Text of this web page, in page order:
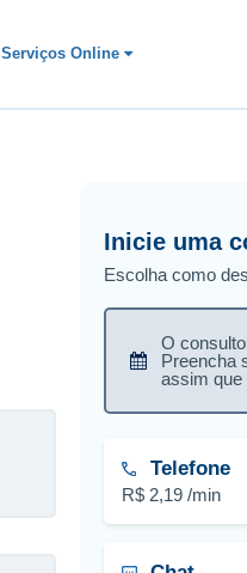
Serviços Online
Inicie uma
Escolha como
O
Preencha
assim que
Telefone
R$ 2,19 /min